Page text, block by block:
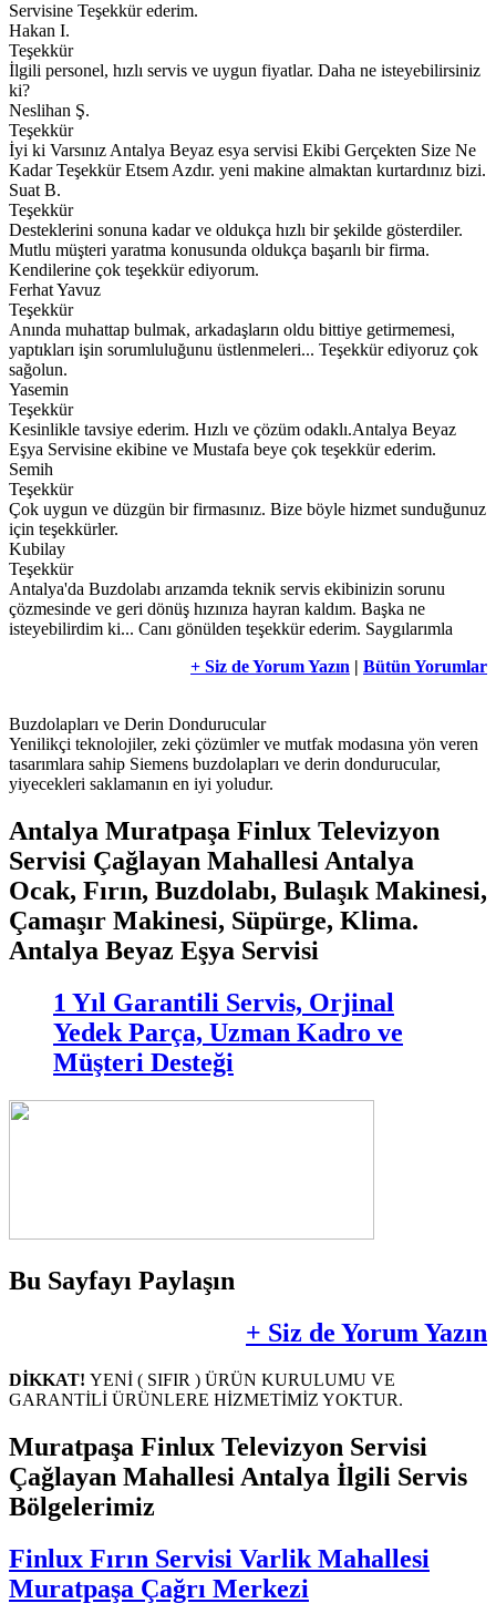
Servisine Teşekkür ederim.
Hakan I.
Teşekkür
İlgili personel, hızlı servis ve uygun fiyatlar. Daha ne isteyebilirsiniz
ki?
Neslihan Ş.
Teşekkür
İyi ki Varsınız Antalya Beyaz esya servisi Ekibi Gerçekten Size Ne
Kadar Teşekkür Etsem Azdır. yeni makine almaktan kurtardınız bizi.
Suat B.
Teşekkür
Desteklerini sonuna kadar ve oldukça hızlı bir şekilde gösterdiler.
Mutlu müşteri yaratma konusunda oldukça başarılı bir firma.
Kendilerine çok teşekkür ediyorum.
Ferhat Yavuz
Teşekkür
Anında muhattap bulmak, arkadaşların oldu bittiye getirmemesi,
yaptıkları işin sorumluluğunu üstlenmeleri... Teşekkür ediyoruz çok
sağolun.
Yasemin
Teşekkür
Kesinlikle tavsiye ederim. Hızlı ve çözüm odaklı.Antalya Beyaz
Eşya Servisine ekibine ve Mustafa beye çok teşekkür ederim.
Semih
Teşekkür
Çok uygun ve düzgün bir firmasınız. Bize böyle hizmet sunduğunuz
için teşekkürler.
Kubilay
Teşekkür
Antalya'da Buzdolabı arızamda teknik servis ekibinizin sorunu
çözmesinde ve geri dönüş hızınıza hayran kaldım. Başka ne
isteyebilirdim ki... Canı gönülden teşekkür ederim. Saygılarımla
+ Siz de Yorum Yazın | Bütün Yorumlar
Buzdolapları ve Derin Dondurucular
Yenilikçi teknolojiler, zeki çözümler ve mutfak modasına yön veren
tasarımlara sahip Siemens buzdolapları ve derin dondurucular,
yiyecekleri saklamanın en iyi yoludur.
Antalya Muratpaşa Finlux Televizyon
Servisi Çağlayan Mahallesi Antalya
Ocak, Fırın, Buzdolabı, Bulaşık Makinesi,
Çamaşır Makinesi, Süpürge, Klima.
Antalya Beyaz Eşya Servisi
1 Yıl Garantili Servis, Orjinal
Yedek Parça, Uzman Kadro ve
Müşteri Desteği
Bu Sayfayı Paylaşın
+ Siz de Yorum Yazın
DİKKAT! YENİ ( SIFIR ) ÜRÜN KURULUMU VE
GARANTİLİ ÜRÜNLERE HİZMETİMİZ YOKTUR.
Muratpaşa Finlux Televizyon Servisi
Çağlayan Mahallesi Antalya İlgili Servis
Bölgelerimiz
Finlux Fırın Servisi Varlik Mahallesi
Muratpaşa Çağrı Merkezi